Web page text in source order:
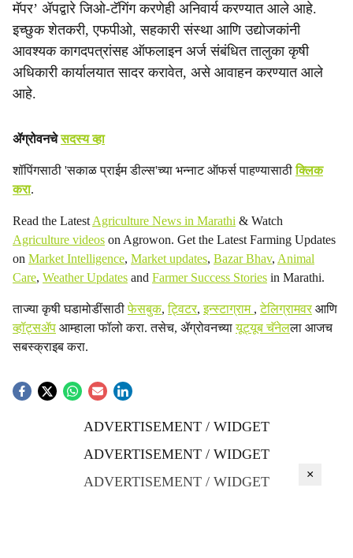
मॅपर’ ॲपद्वारे जिओ-टॅगिंग करणेही अनिवार्य करण्यात आले आहे.
इच्छुक शेतकरी, एफपीओ, सहकारी संस्था आणि उद्योजकांनी
आवश्यक कागदपत्रांसह ऑफलाइन अर्ज संबंधित तालुका कृषी
अधिकारी कार्यालयात सादर करावेत, असे आवाहन करण्यात आले
आहे.
ॲग्रोवनचेसदस्य व्हा
शॉपिंगसाठी 'सकाळ प्राईम डील्स'च्या भन्नाट ऑफर्स पाहण्यासाठीक्लिक
करा.
Read the Latest Agriculture News in Marathi & Watch
Agriculture videos on Agrowon. Get the Latest Farming Updates
on Market Intelligence, Market updates, Bazar Bhav, Animal
Care, Weather Updates and Farmer Success Stories in Marathi.
ताज्या कृषी घडामोडींसाठीफेसबुक,ट्विटर,इन्स्टाग्राम ,टेलिग्रामवरआणि
व्हॉट्सॲप आम्हाला फॉलो करा. तसेच, ॲग्रोवनच्यायूट्यूब चॅनेलला आजच
सबस्क्राइब करा.
ADVERTISEMENT / WIDGET
ADVERTISEMENT / WIDGET
ADVERTISEMENT / WIDGET
×